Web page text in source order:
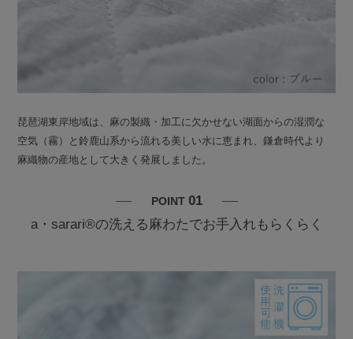
琵琶湖東岸地域は、麻の製織・加工に欠かせない湖面からの湿潤な
空気（霧）と鈴鹿山系から流れる美しい水に恵まれ、鎌倉時代より
麻織物の産地として大きく発展しました。
POINT 01
a・sarari®の洗える麻わたでお手入れもらくらく